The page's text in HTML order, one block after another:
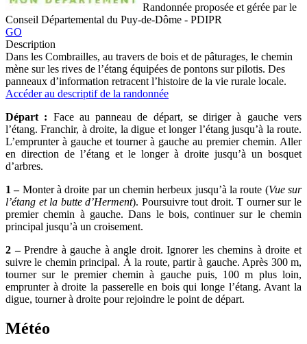
Randonnée proposée et gérée par le
Conseil Départemental du Puy-de-Dôme - PDIPR
GO
Description
Dans les Combrailles, au travers de bois et de pâturages, le chemin
mène sur les rives de l’étang équipées de pontons sur pilotis. Des
panneaux d’information retracent l’histoire de la vie rurale locale.
Accéder au descriptif de la randonnée
Départ : Face au panneau de départ, se diriger à gauche vers
l’étang. Franchir, à droite, la digue et longer l’étang jusqu’à la route.
L’emprunter à gauche et tourner à gauche au premier chemin. Aller
en direction de l’étang et le longer à droite jusqu’à un bosquet
d’arbres.
1 – Monter à droite par un chemin herbeux jusqu’à la route (Vue sur
l’étang et la butte d’Herment). Poursuivre tout droit. T ourner sur le
premier chemin à gauche. Dans le bois, continuer sur le chemin
principal jusqu’à un croisement.
2 –Prendre à gauche à angle droit. Ignorer les chemins à droite et
suivre le chemin principal. À la route, partir à gauche. Après 300 m,
tourner sur le premier chemin à gauche puis, 100 m plus loin,
emprunter à droite la passerelle en bois qui longe l’étang. Avant la
digue, tourner à droite pour rejoindre le point de départ.
Météo